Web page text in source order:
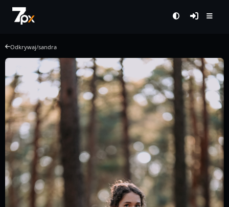
Odkrywaj/sandra